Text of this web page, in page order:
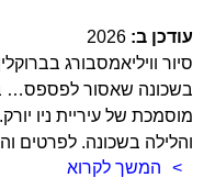
עודכן ב: 2026
סיור וויליאמסבורג
בשכונה שאסור לפספס…
מוסמכת של עיריית ניו
והלילה בשכונה. לפרטים
המשך לקרוא